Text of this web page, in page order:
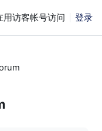
用访客帐号访问 登录